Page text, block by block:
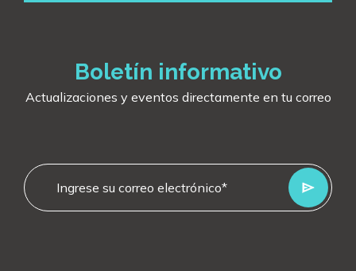
Boletín informativo
Actualizaciones y eventos directamente en tu correo